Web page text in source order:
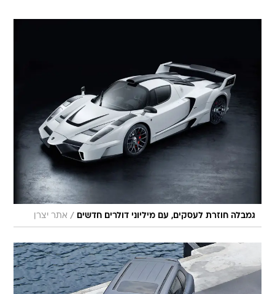
גמבלה חוזרת לעסקים, עם מיליוני דולרים חדשים / אתר יצרן